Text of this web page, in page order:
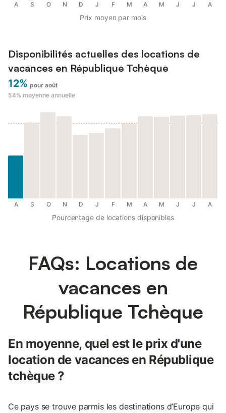
A S O N D J F M A M J J A
Prix moyen par mois
Disponibilités actuelles des locations de
vacances en République Tchèque
12% pour août
54% moyenne annuelle
A S O N D J F M A M J J A
Pourcentage de locations disponibles
FAQs: Locations de
vacances en
République Tchèque
En moyenne, quel est le prix d'une
location de vacances en République
tchèque ?
Ce pays se trouve parmis les destinations d’Europe qui